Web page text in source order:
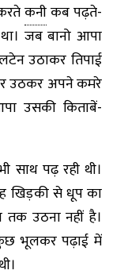
कनीकब पढ़ते-
जब बानो आपा
उठाकर तिपाई
उठकर अपने कमरे
उसकी किताबें-
साथ पढ़ रही थी।
खिड़की से धूप का
उठना नहीं है।
भूलकर पढ़ाई में